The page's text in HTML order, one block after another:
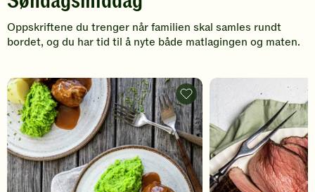
din
vurdering.
vurdering.
Oppskriftene du trenger når familien skal samles rundt
bordet, og du har tid til å nyte både matlagingen og maten.
S
ø
n
d
a
g
Kjøttkaker
med
ertepuré
-
legg
til
favoritter